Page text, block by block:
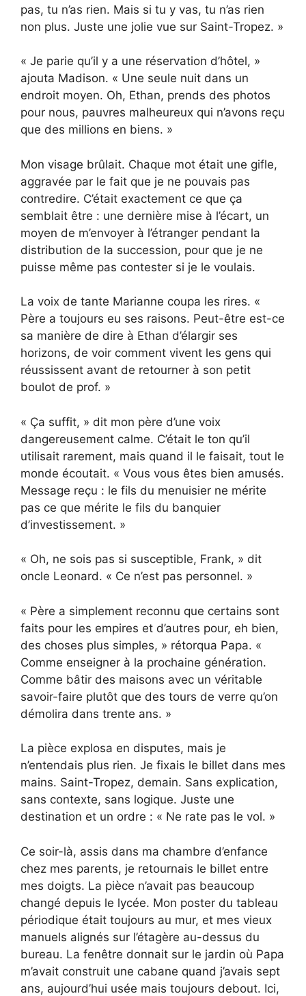
pas, tu n’as rien. Mais si tu y vas, tu n’as rien
non plus. Juste une jolie vue sur Saint-Tropez. »
« Je parie qu’il y a une réservation d’hôtel, »
ajouta Madison. « Une seule nuit dans un
endroit moyen. Oh, Ethan, prends des photos
pour nous, pauvres malheureux qui n’avons reçu
que des millions en biens. »
Mon visage brûlait. Chaque mot était une gifle,
aggravée par le fait que je ne pouvais pas
contredire. C’était exactement ce que ça
semblait être : une dernière mise à l’écart, un
moyen de m’envoyer à l’étranger pendant la
distribution de la succession, pour que je ne
puisse même pas contester si je le voulais.
La voix de tante Marianne coupa les rires. «
Père a toujours eu ses raisons. Peut-être est-ce
sa manière de dire à Ethan d’élargir ses
horizons, de voir comment vivent les gens qui
réussissent avant de retourner à son petit
boulot de prof. »
« Ça suffit, » dit mon père d’une voix
dangereusement calme. C’était le ton qu’il
utilisait rarement, mais quand il le faisait, tout le
monde écoutait. « Vous vous êtes bien amusés.
Message reçu : le fils du menuisier ne mérite
pas ce que mérite le fils du banquier
d’investissement. »
« Oh, ne sois pas si susceptible, Frank, » dit
oncle Leonard. « Ce n’est pas personnel. »
« Père a simplement reconnu que certains sont
faits pour les empires et d’autres pour, eh bien,
des choses plus simples, » rétorqua Papa. «
Comme enseigner à la prochaine génération.
Comme bâtir des maisons avec un véritable
savoir-faire plutôt que des tours de verre qu’on
démolira dans trente ans. »
La pièce explosa en disputes, mais je
n’entendais plus rien. Je fixais le billet dans mes
mains. Saint-Tropez, demain. Sans explication,
sans contexte, sans logique. Juste une
destination et un ordre : « Ne rate pas le vol. »
Ce soir-là, assis dans ma chambre d’enfance
chez mes parents, je retournais le billet entre
mes doigts. La pièce n’avait pas beaucoup
changé depuis le lycée. Mon poster du tableau
périodique était toujours au mur, et mes vieux
manuels alignés sur l’étagère au-dessus du
bureau. La fenêtre donnait sur le jardin où Papa
m’avait construit une cabane quand j’avais sept
ans, aujourd’hui usée mais toujours debout. Ici,